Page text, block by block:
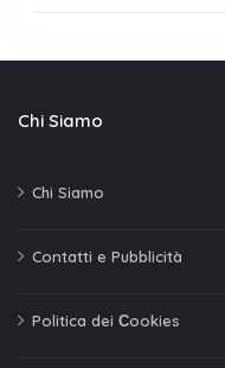
Chi Siamo
Chi Siamo
Contatti e Pubblicità
Politica dei Сookies